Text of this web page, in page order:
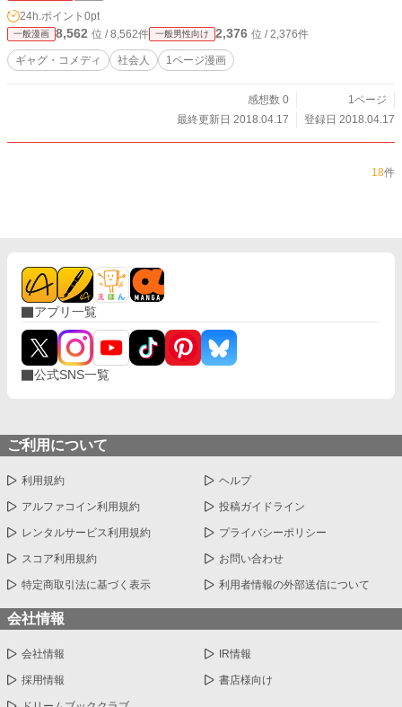
24h.ポイント 0pt
一般漫画 8,562 位 / 8,562件 一般男性向け 2,376 位 / 2,376件
ギャグ・コメディ 社会人 1ページ漫画
感想数 0
1ページ
最終更新日 2018.04.17
登録日 2018.04.17
18件
アプリ一覧
公式SNS一覧
ご利用について
利用規約 ヘルプ
アルファコイン利用規約 投稿ガイドライン
レンタルサービス利用規約 プライバシーポリシー
スコア利用規約 お問い合わせ
特定商取引法に基づく表示 利用者情報の外部送信について
会社情報
会社情報 IR情報
採用情報 書店様向け